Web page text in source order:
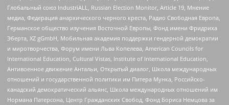
Глобальный союз IndustriALL, Russian Election Monitor, Article 19, Мнение
медиа, Федерация анархического черного креста, Радио Свободная Европа,
Германское общество изучения Восточной Европы, Фонд имени Фридриха
Эберта, XZ gGmbH, Мобильная академия поддержки гендерной демократии
и миротворчества, Форум имени Льва Копелева, American Councils for
International Education, Cultural Vistas, Institute of International Education,
Антивоенное движение Антальи, Открытый диалог, Школа международных
отношений и государственной политики им Питера Мунка, Российско-
канадский демократический альянс, Школа международных отношений им
Нормана Патерсона, Центр Гражданских Свобод, Фонд Бориса Немцова за